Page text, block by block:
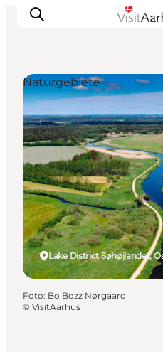
Sehen und
Veranstaltungen
Städte und
Reiseplanung
Transport
Lake District Søhøjlandet,
Naturgebiete
Foto: Bo Bozz Nørgaard
© VisitAarhus